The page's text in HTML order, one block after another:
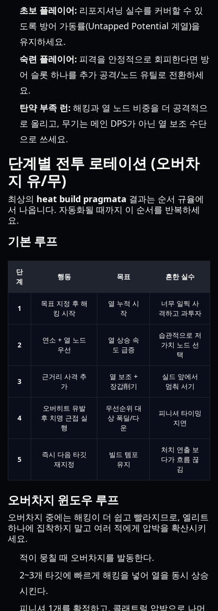
초보 플레이어: 리포지셔닝 실수를 커버할 수 있
도록 방어 가동률(Untapped Potential 계열)을
유지하세요.
숙련 플레이어: 피격을 안정적으로 회피한다면 방
어 슬롯 하나를 추가 공격/노드 유틸로 전환하세
요.
탄약 부족 런: 해킹과 열 노드 비중을 더 공격적으
로 올리고, 무기는 메인 DPS가 아닌 열 보조 수단
으로 쓰세요.
단계별 전투 로테이션 (오버차
지 유/무)
최상의 heat build pragmata 결과는 순서 규율에
서 나옵니다. 자동화될 때까지 이 순서를 반복하세
요.
기본 루프
단
계
행동 목표 흔한 실수
1
목표 지정 후 해
킹 시작
열 누적 시
작
너무 일찍 사
격하고 과투자
2
연소 + 열 노드
우선
열 상승 속
도 급증
습관적으로 저
가치 노드 선
택
3
근거리 사격 추
가
열 보조 +
장갑削기
실드 앞에서
멈춰 서기
4
오버히트 유발
후 치명 근접 실
행
우선순위 대
상 폭딜/다
운
피니셔 타이밍
지연
5
즉시 다음 타깃
재지정
빌드 템포
유지
처치 연출 보
다가 흐름 끊
김
오버차지 윈도우 루프
오버차지 중에는 해킹이 더 쉽고 빨라지므로, 엘리트
하나에 집착하지 말고 여러 적에게 압박을 확산시키
세요.
적이 뭉칠 때 오버차지를 발동한다.
2~3개 타깃에 빠르게 해킹을 넣어 열을 동시 상승
시킨다.
피니셔 1개를 확정하고, 콜래트럴 압박으로 나머